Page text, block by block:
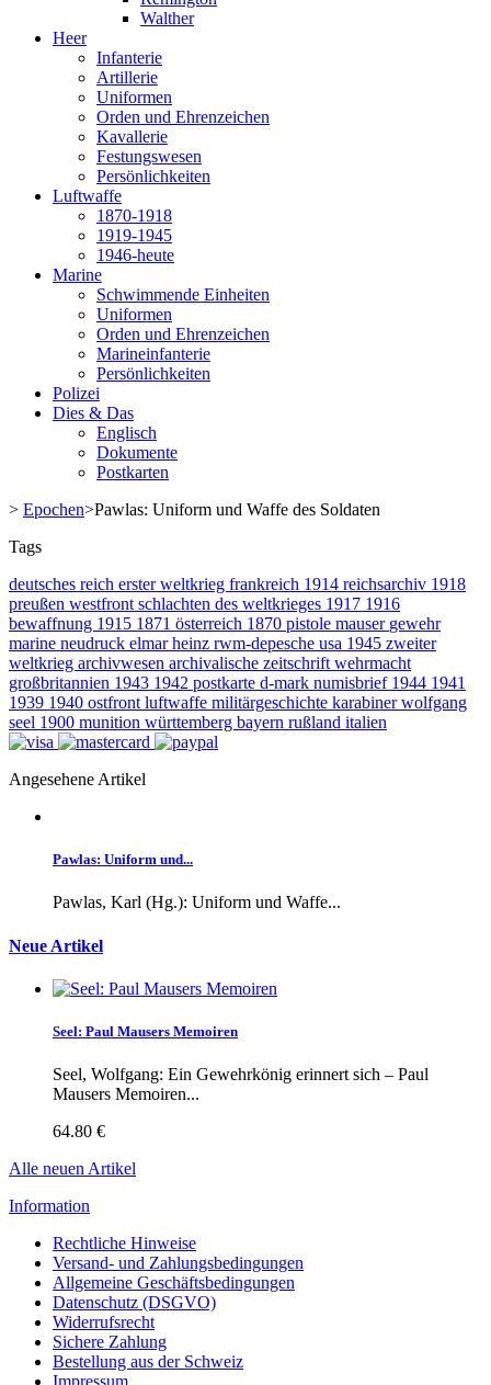
Walther
Heer
Infanterie
Artillerie
Uniformen
Orden und Ehrenzeichen
Kavallerie
Festungswesen
Persönlichkeiten
Luftwaffe
1870-1918
1919-1945
1946-heute
Marine
Schwimmende Einheiten
Uniformen
Orden und Ehrenzeichen
Marineinfanterie
Persönlichkeiten
Polizei
Dies & Das
Englisch
Dokumente
Postkarten
> Epochen>Pawlas: Uniform und Waffe des Soldaten
Tags
deutsches reich erster weltkrieg frankreich 1914 reichsarchiv 1918
preußen westfront schlachten des weltkrieges 1917 1916
bewaffnung 1915 1871 österreich 1870 pistole mauser gewehr
marine neudruck elmar heinz rwm-depesche usa 1945 zweiter
weltkrieg archivwesen archivalische zeitschrift wehrmacht
großbritannien 1943 1942 postkarte d-mark numisbrief 1944 1941
1939 1940 ostfront luftwaffe militärgeschichte karabinerwolfgang
seel 1900 munition württemberg bayern rußland italien
Angesehene Artikel
Pawlas: Uniform und...
Pawlas, Karl (Hg.): Uniform und Waffe...
Neue Artikel
Seel: Paul Mausers Memoiren
Seel, Wolfgang: Ein Gewehrkönig erinnert sich – Paul
Mausers Memoiren...
64.80 €
Alle neuen Artikel
Information
Rechtliche Hinweise
Versand- und Zahlungsbedingungen
Allgemeine Geschäftsbedingungen
Datenschutz (DSGVO)
Widerrufsrecht
Sichere Zahlung
Bestellung aus der Schweiz